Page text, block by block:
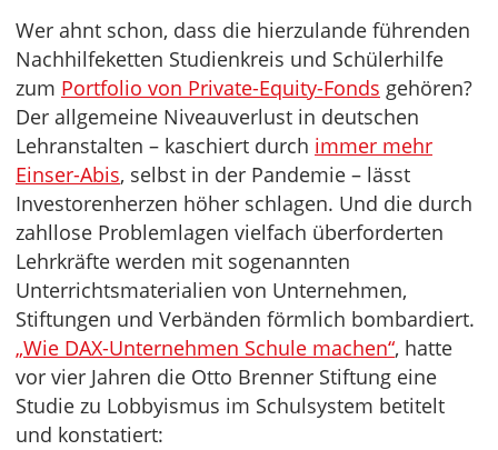
Wer ahnt schon, dass die hierzulande führenden
Nachhilfeketten Studienkreis und Schülerhilfe
zum Portfolio von Private-Equity-Fonds gehören?
Der allgemeine Niveauverlust in deutschen
Lehranstalten – kaschiert durch immer mehr
Einser-Abis, selbst in der Pandemie – lässt
Investorenherzen höher schlagen. Und die durch
zahllose Problemlagen vielfach überforderten
Lehrkräfte werden mit sogenannten
Unterrichtsmaterialien von Unternehmen,
Stiftungen und Verbänden förmlich bombardiert.
„Wie DAX-Unternehmen Schule machen“, hatte
vor vier Jahren die Otto Brenner Stiftung eine
Studie zu Lobbyismus im Schulsystem betitelt
und konstatiert: